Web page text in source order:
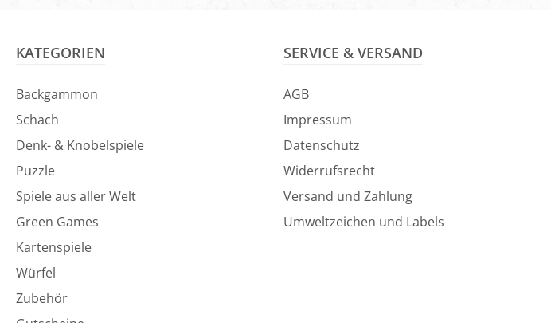
KATEGORIEN
Backgammon
Schach
Denk- & Knobelspiele
Puzzle
Spiele aus aller Welt
Green Games
Kartenspiele
Würfel
Zubehör
SERVICE & VERSAND
AGB
Impressum
Datenschutz
Widerrufsrecht
Versand und Zahlung
Umweltzeichen und Labels